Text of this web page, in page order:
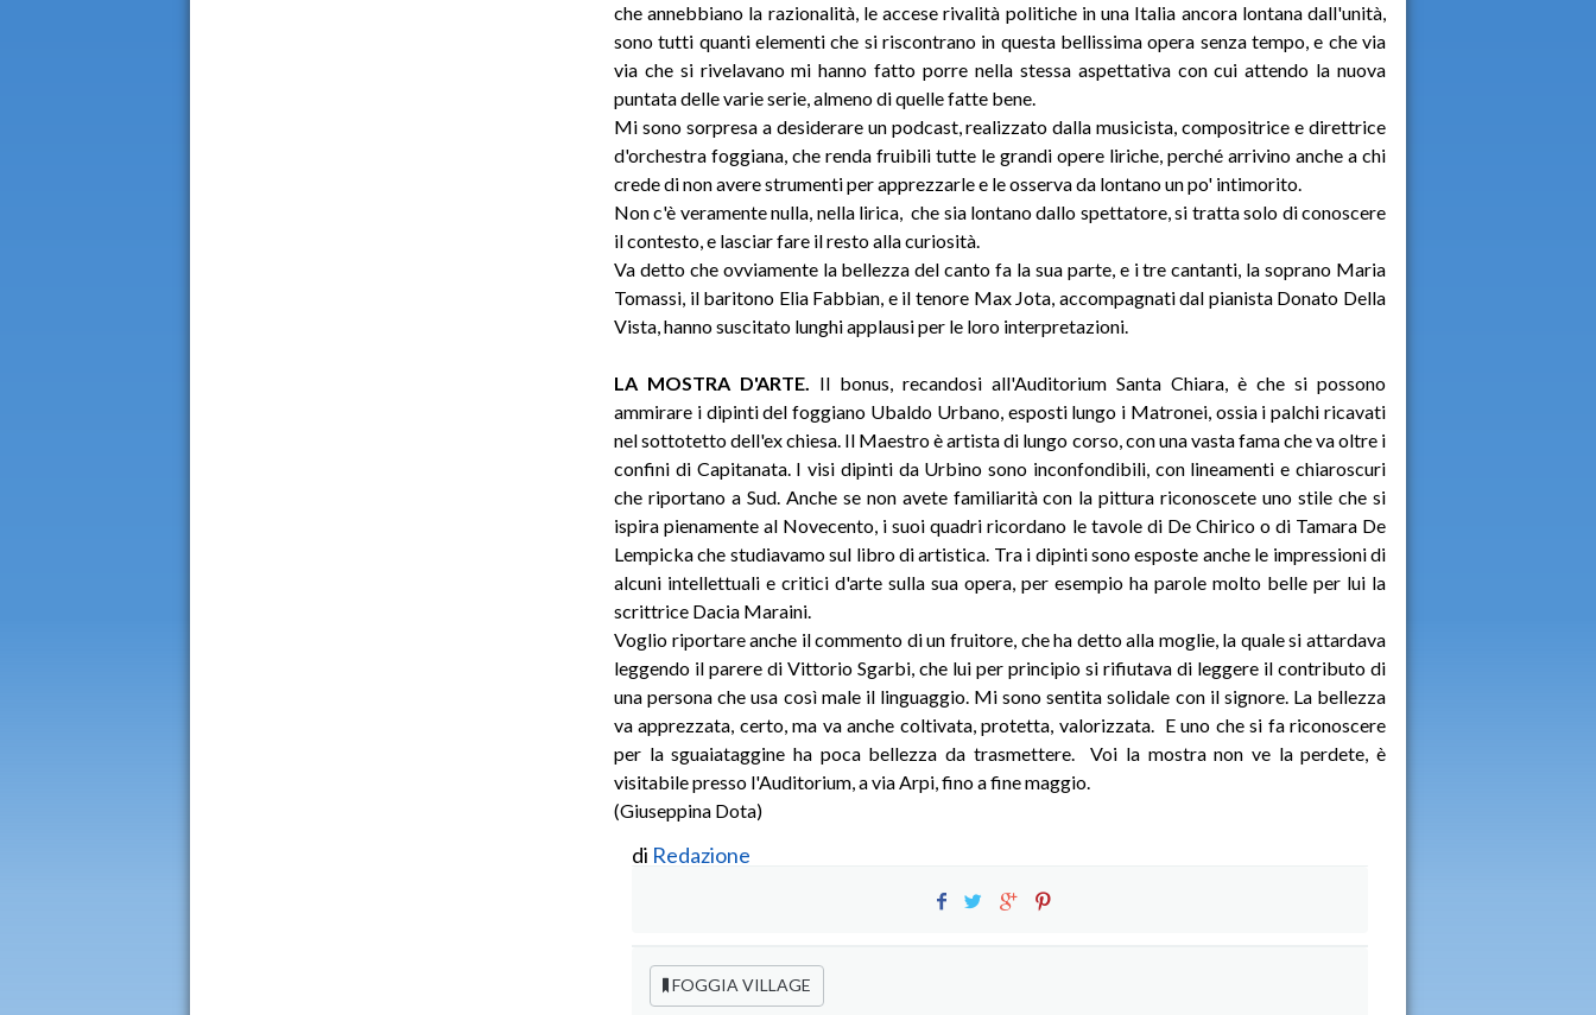
che annebbiano la razionalità, le accese rivalità politiche in una Italia ancora lontana dall'unità,
sono tutti quanti elementi che si riscontrano in questa bellissima opera senza tempo, e che via
via che si rivelavano mi hanno fatto porre nella stessa aspettativa con cui attendo la nuova
puntata delle varie serie, almeno di quelle fatte bene.
Mi sono sorpresa a desiderare un podcast, realizzato dalla musicista, compositrice e direttrice
d'orchestra foggiana, che renda fruibili tutte le grandi opere liriche, perché arrivino anche a chi
crede di non avere strumenti per apprezzarle e le osserva da lontano un po' intimorito.
Non c'è veramente nulla, nella lirica, che sia lontano dallo spettatore, si tratta solo di conoscere
il contesto, e lasciar fare il resto alla curiosità.
Va detto che ovviamente la bellezza del canto fa la sua parte, e i tre cantanti, la soprano Maria
Tomassi, il baritono Elia Fabbian, e il tenore Max Jota, accompagnati dal pianista Donato Della
Vista, hanno suscitato lunghi applausi per le loro interpretazioni.
LA MOSTRA D'ARTE. Il bonus, recandosi all'Auditorium Santa Chiara, è che si possono
ammirare i dipinti del foggiano Ubaldo Urbano, esposti lungo i Matronei, ossia i palchi ricavati
nel sottotetto dell'ex chiesa. Il Maestro è artista di lungo corso, con una vasta fama che va oltre i
confini di Capitanata. I visi dipinti da Urbino sono inconfondibili, con lineamenti e chiaroscuri
che riportano a Sud. Anche se non avete familiarità con la pittura riconoscete uno stile che si
ispira pienamente al Novecento, i suoi quadri ricordano le tavole di De Chirico o di Tamara De
Lempicka che studiavamo sul libro di artistica. Tra i dipinti sono esposte anche le impressioni di
alcuni intellettuali e critici d'arte sulla sua opera, per esempio ha parole molto belle per lui la
scrittrice Dacia Maraini.
Voglio riportare anche il commento di un fruitore, che ha detto alla moglie, la quale si attardava
leggendo il parere di Vittorio Sgarbi, che lui per principio si rifiutava di leggere il contributo di
una persona che usa così male il linguaggio. Mi sono sentita solidale con il signore. La bellezza
va apprezzata, certo, ma va anche coltivata, protetta, valorizzata. E uno che si fa riconoscere
per la sguaiataggine ha poca bellezza da trasmettere. Voi la mostra non ve la perdete, è
visitabile presso l'Auditorium, a via Arpi, fino a fine maggio.
(Giuseppina Dota)
di Redazione
FOGGIA VILLAGE